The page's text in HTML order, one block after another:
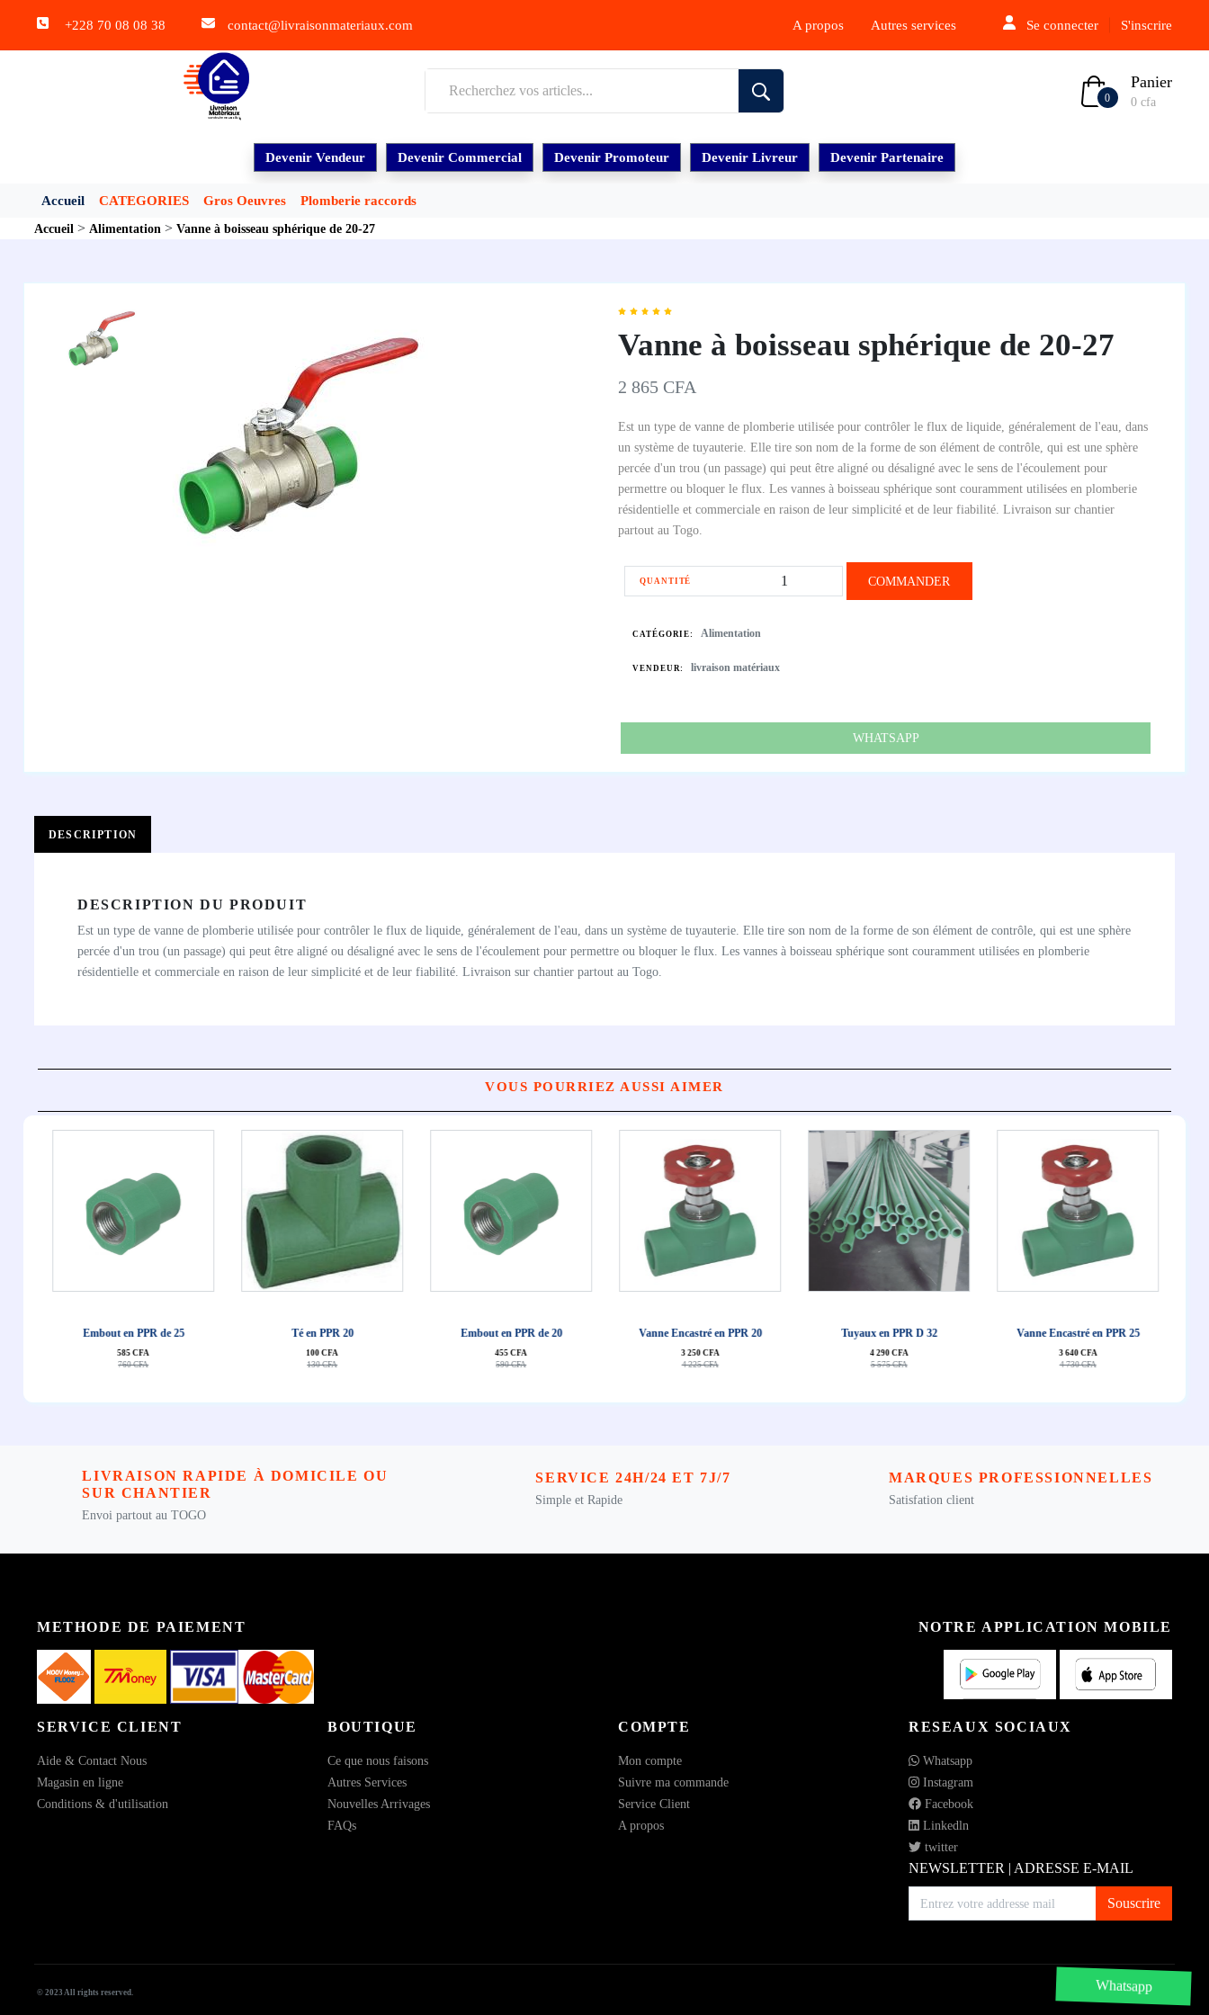
+228 70 08 08 38 contact@livraisonmateriaux.com A propos Autres services Se connecter S'inscrire
0
Panier
0 cfa
Devenir Vendeur Devenir Commercial Devenir Promoteur Devenir Livreur Devenir Partenaire
Accueil CATEGORIES Gros Oeuvres Plomberie raccords
Accueil > Alimentation > Vanne à boisseau sphérique de 20-27
Vanne à boisseau sphérique de 20-27
2 865 CFA
Est un type de vanne de plomberie utilisée pour contrôler le flux de liquide, généralement de l'eau, dans
un système de tuyauterie. Elle tire son nom de la forme de son élément de contrôle, qui est une sphère
percée d'un trou (un passage) qui peut être aligné ou désaligné avec le sens de l'écoulement pour
permettre ou bloquer le flux. Les vannes à boisseau sphérique sont couramment utilisées en plomberie
résidentielle et commerciale en raison de leur simplicité et de leur fiabilité. Livraison sur chantier
partout au Togo.
QUANTITÉ COMMANDER
CATÉGORIE: Alimentation
VENDEUR: livraison matériaux
WHATSAPP
DESCRIPTION
DESCRIPTION DU PRODUIT
Est un type de vanne de plomberie utilisée pour contrôler le flux de liquide, généralement de l'eau, dans un système de tuyauterie. Elle tire son nom de la forme de son élément de contrôle, qui est une sphère
percée d'un trou (un passage) qui peut être aligné ou désaligné avec le sens de l'écoulement pour permettre ou bloquer le flux. Les vannes à boisseau sphérique sont couramment utilisées en plomberie
résidentielle et commerciale en raison de leur simplicité et de leur fiabilité. Livraison sur chantier partout au Togo.
VOUS POURRIEZ AUSSI AIMER
Embout en PPR de 25
585 CFA
760 CFA
J'achête
Té en PPR 20
100 CFA
130 CFA
Embout en PPR de 20
455 CFA
590 CFA
Vanne Encastré en PPR 20
3 250 CFA
4 225 CFA
Tuyaux en PPR D 32
4 290 CFA
5 575 CFA
Vanne Encastré en PPR 25
3 640 CFA
4 730 CFA
LIVRAISON RAPIDE À DOMICILE OU
SUR CHANTIER
Envoi partout au TOGO
SERVICE 24H/24 ET 7J/7
Simple et Rapide
MARQUES PROFESSIONNELLES
Satisfation client
Whatsapp
METHODE DE PAIEMENT NOTRE APPLICATION MOBILE
SERVICE CLIENT
Aide & Contact Nous
Magasin en ligne
Conditions & d'utilisation
BOUTIQUE
Ce que nous faisons
Autres Services
Nouvelles Arrivages
FAQs
COMPTE
Mon compte
Suivre ma commande
Service Client
A propos
RESEAUX SOCIAUX
Whatsapp
Instagram
Facebook
Linkedln
twitter
NEWSLETTER | ADRESSE E-MAIL
Souscrire
© 2023 All rights reserved.